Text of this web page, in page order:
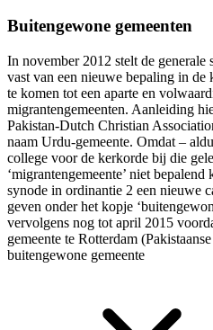
Buitengewone gemeenten
In november 2012 stelt de generale
vast van een nieuwe bepaling in de
te komen tot een aparte en
migrantengemeenten. Aanleiding
Pakistan-Dutch Christian
naam Urdu-gemeente. Omdat –
college voor de kerkorde bij die
‘migrantengemeente’ niet
synode in ordinantie 2 een nieuwe
geven onder het kopje
vervolgens nog tot april 2015
gemeente te Rotterdam
buitengewone gemeente